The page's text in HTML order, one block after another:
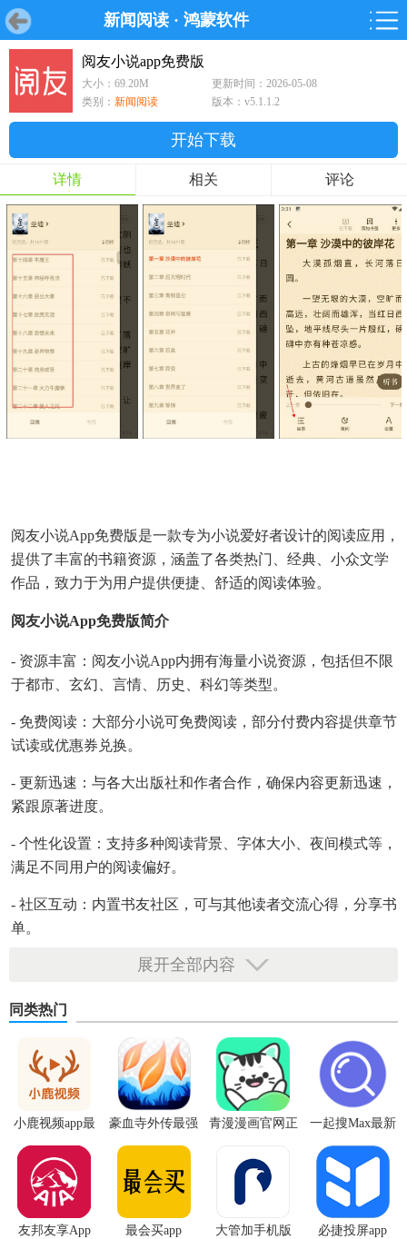
新闻阅读 · 鸿蒙软件
游戏 软件
软件 鸿蒙
游戏
鸿蒙
软件
专题
阅友小说app免费版
大小：69.20M
更新时间：2026-05-08
类别： 新闻阅读 版本：v5.1.1.2
开始下载
详情 相关 评论
阅友小说app免费版是一款专为小说爱好者设计的阅读应用，
提供了丰富的书籍资源，涵盖了各类热门、经典、小众文学
作品，致力于为用户提供便捷、舒适的阅读体验。
阅友小说app免费版简介
- 资源丰富：阅友小说app内拥有海量小说资源，包括但不限
于都市、玄幻、言情、历史、科幻等类型。
- 免费阅读：大部分小说可免费阅读，部分付费内容提供章节
试读或优惠券兑换。
- 更新迅速：与各大出版社和作者合作，确保内容更新迅速，
紧跟原著进度。
- 个性化设置：支持多种阅读背景、字体大小、夜间模式等，
满足不同用户的阅读偏好。
- 社区互动：内置书友社区，可与其他读者交流心得，分享书
单。
展开全部内容
同类热门
小鹿视频app最
新版
豪血寺外传最强
传说无限血版
青漫漫画官网正
一起搜Max最新
版
友邦友享App 最会买app 大管加手机版 必捷投屏app